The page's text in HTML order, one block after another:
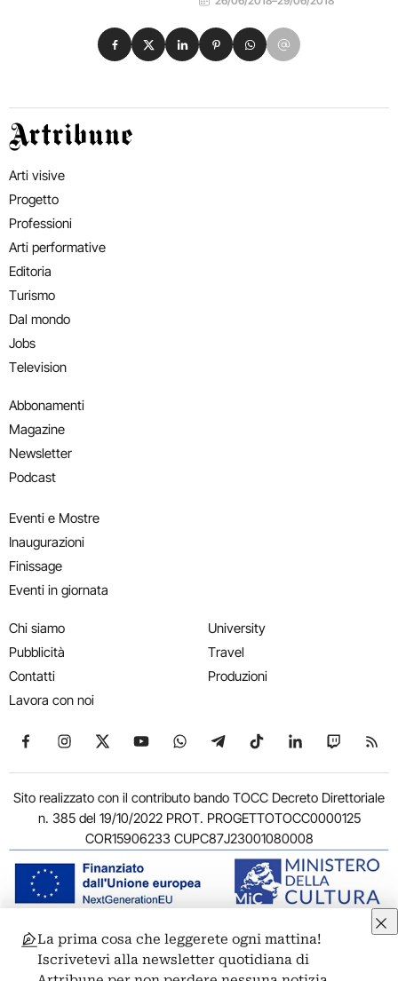
Condividi su Facebook
Condividi su X
Condividi su LinkedIn
Condividi su Pinterest
Condividi su WhatsApp
Condividi su Email
Artribune
Arti visive
Progetto
Professioni
Arti performative
Editoria
Turismo
Dal mondo
Jobs
Television
Abbonamenti
Magazine
Newsletter
Podcast
Eventi e Mostre
Inaugurazioni
Finissage
Eventi in giornata
Chi siamo
Pubblicità
Contatti
Lavora con noi
University
Travel
Produzioni
Seguici su Facebook
Seguici su Instagram
Seguici su X
Seguici su YouTube
Seguici su WhatsApp
Seguici su Telegram
Seguici su TikTok
Seguici su
Seguici
Sito realizzato con il contributo bando TOCC Decreto Direttoriale
n. 385 del 19/10/2022 PROT. PROGETTOTOCC0000125
COR15906233 CUPC87J23001080008
© 2011-2026 ARTRIBUNE srl – Corso Vittorio Emanuele II, 287 –
00186 Roma - P.I. 11381581005
La prima cosa che leggerete ogni mattina!
Iscrivetevi alla newsletter quotidiana di